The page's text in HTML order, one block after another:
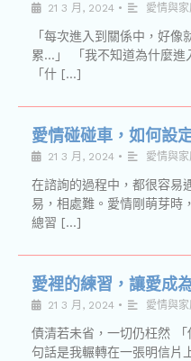
21 3 月, 2024 • 愛情與家
「每次進入到關係中，好
累…」 「我不知道為什麼進
「什 […]
愛情碰碰車，如何設
21 3 月, 2024 • 愛情與家
在諮詢的過程中，都很容易
易，相處難。愛情剛萌芽時
總習 […]
愛裡的練習，讓愛成
21 3 月, 2024 • 愛情與家
債清若未省，一切仍枉然
句話是我輾轉在一張明信片